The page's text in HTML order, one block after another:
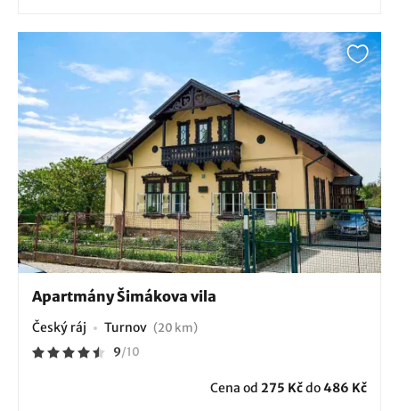
Apartmány Šimákova vila
Český ráj Turnov (20 km)
9/10
Cena od 275 Kčdo486 Kč